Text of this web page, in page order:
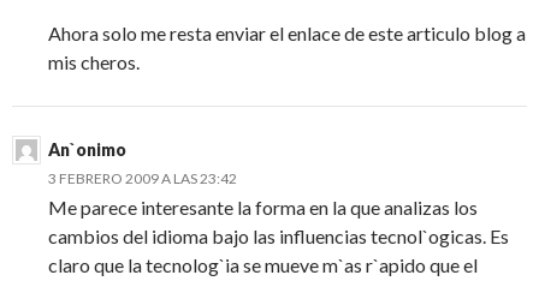
Ahora solo me resta enviar el enlace de este articulo blog a
mis cheros.
An`onimo
3 FEBRERO 2009 A LAS 23:42
Me parece interesante la forma en la que analizas los
cambios del idioma bajo las influencias tecnol`ogicas. Es
claro que la tecnolog`ia se mueve m`as r`apido que el